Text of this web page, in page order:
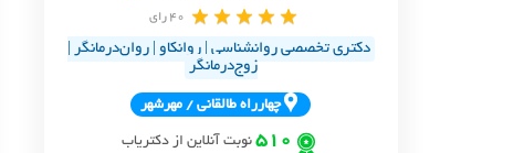
40 رای
دکتری تخصصی روانشناسی | روانکاو | روان‌درمانگر |
زوج‌درمانگر
چهارراه طالقاني / مهرشهر
510 نوبت آنلاین از دکتریاب